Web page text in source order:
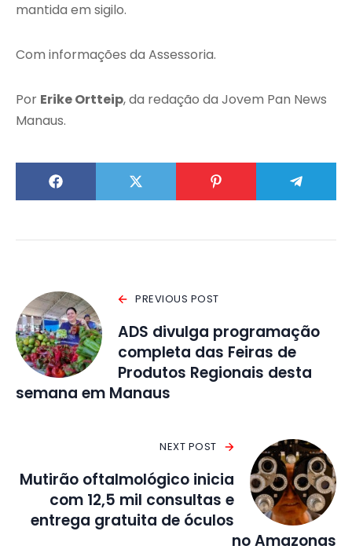
mantida em sigilo.
Com informações da Assessoria.
Por Erike Ortteip, da redação da Jovem Pan News
Manaus.
PREVIOUS POST
ADS divulga programação
completa das Feiras de
Produtos Regionais desta
semana em Manaus
NEXT POST
Mutirão oftalmológico inicia
com 12,5 mil consultas e
entrega gratuita de óculos
no Amazonas